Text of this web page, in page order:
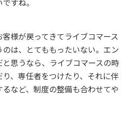
すね。
様が戻ってきてライブコマース
は、とてももったいない。エン
思うなら、ライブコマースの時
、専任者をつけたり、それに伴
など、制度の整備も合わせてや